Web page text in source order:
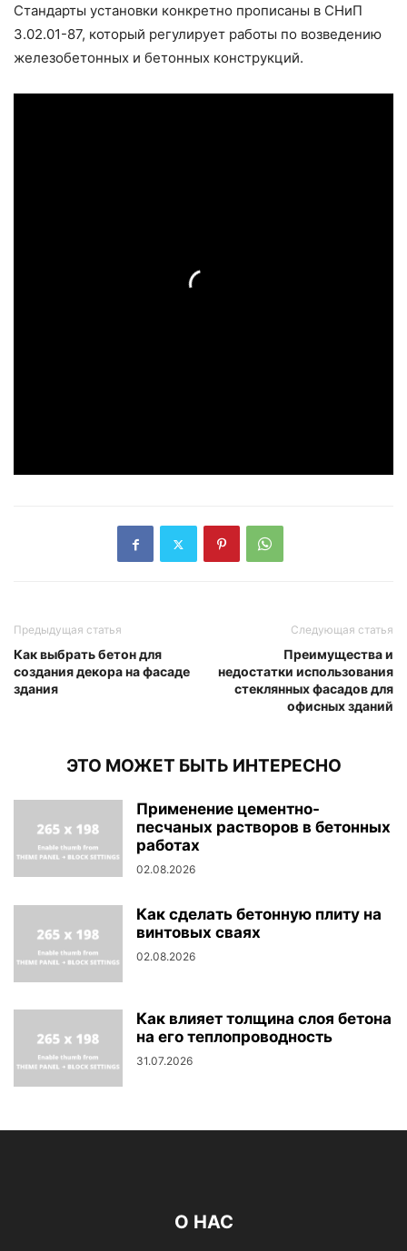
Стандарты установки конкретно прописаны в СНиП
3.02.01-87, который регулирует работы по возведению
железобетонных и бетонных конструкций.
Предыдущая статья
Как выбрать бетон для
создания декора на фасаде
здания
Следующая статья
Преимущества и
недостатки использования
стеклянных фасадов для
офисных зданий
ЭТО МОЖЕТ БЫТЬ ИНТЕРЕСНО
Применение цементно-
песчаных растворов в бетонных
работах
02.08.2026
Как сделать бетонную плиту на
винтовых сваях
02.08.2026
Как влияет толщина слоя бетона
на его теплопроводность
31.07.2026
О НАС